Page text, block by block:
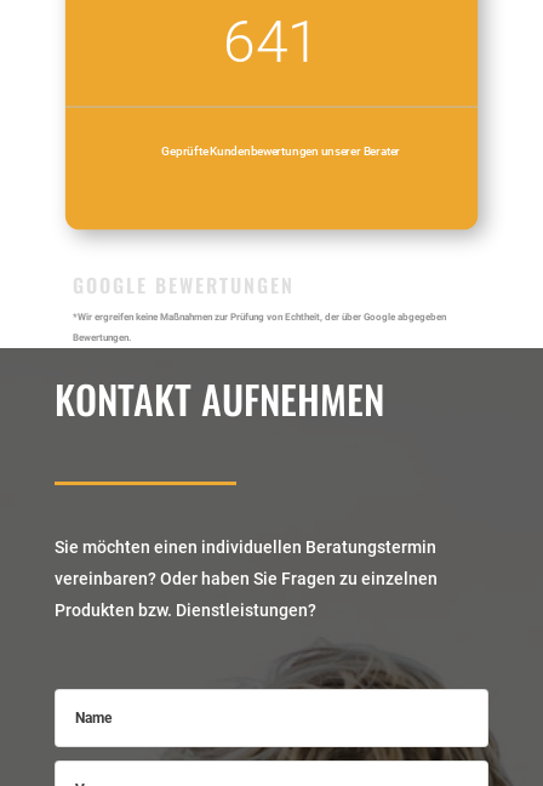
641
Geprüfte Kundenbewertungen unserer Berater
GOOGLE BEWERTUNGEN
*Wir ergreifen keine Maßnahmen zur Prüfung von Echtheit, der über Google abgegeben
Bewertungen.
KONTAKT AUFNEHMEN
Sie möchten einen individuellen Beratungstermin
vereinbaren? Oder haben Sie Fragen zu einzelnen
Produkten bzw. Dienstleistungen?
Name
Vorname